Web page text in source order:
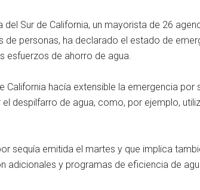
Sur de California, un mayorista de 26
de personas, ha declarado el estado de
esfuerzos de ahorro de agua.
California hacía extensible la emergencia por
despilfarro de agua, como, por ejemplo,
sequía emitida el martes y que implica
adicionales y programas de eficiencia de